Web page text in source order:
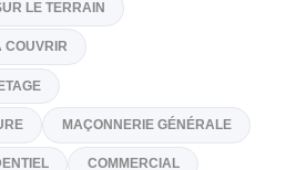
DE BRIQUETAGE